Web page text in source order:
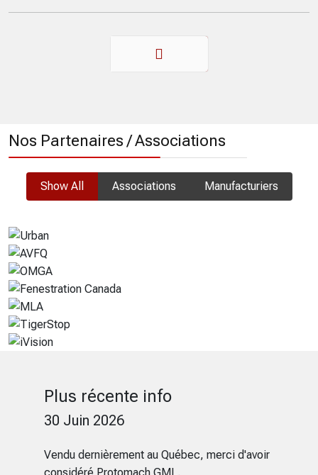
Nos Partenaires / Associations
Show All Associations Manufacturiers
Plus récente info
30 Juin 2026
Vendu dernièrement au Québec, merci d'avoir